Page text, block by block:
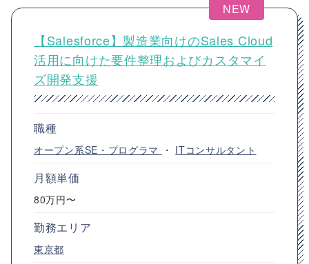
NEW
【Salesforce】製造業向けのSales Cloud
活用に向けた要件整理およびカスタマイ
ズ開発支援
職種
オープン系SE・プログラマ ・ ITコンサルタント
月額単価
80万円〜
勤務エリア
東京都